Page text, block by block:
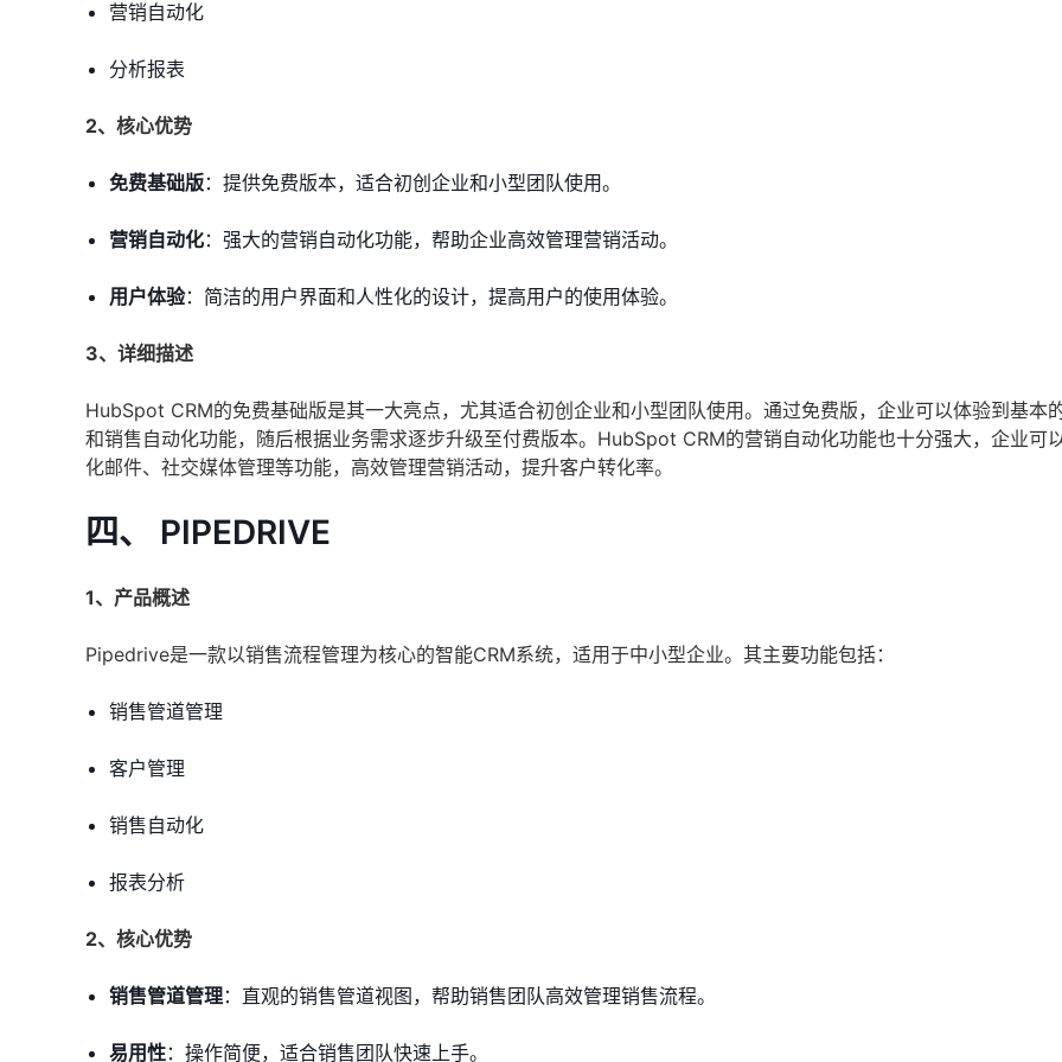
营销自动化
分析报表
2、核心优势
免费基础版：提供免费版本，适合初创企业和小型团队使用。
营销自动化：强大的营销自动化功能，帮助企业高效管理营销活动。
用户体验：简洁的用户界面和人性化的设计，提高用户的使用体验。
3、详细描述
HubSpot CRM的免费基础版是其一大亮点，尤其适合初创企业和小型团队使用。通过免费版，企业可以体验到基本
和销售自动化功能，随后根据业务需求逐步升级至付费版本。HubSpot CRM的营销自动化功能也十分强大，企业可
化邮件、社交媒体管理等功能，高效管理营销活动，提升客户转化率。
四、 PIPEDRIVE
1、产品概述
Pipedrive是一款以销售流程管理为核心的智能CRM系统，适用于中小型企业。其主要功能包括：
销售管道管理
客户管理
销售自动化
报表分析
2、核心优势
销售管道管理：直观的销售管道视图，帮助销售团队高效管理销售流程。
易用性：操作简便，适合销售团队快速上手。